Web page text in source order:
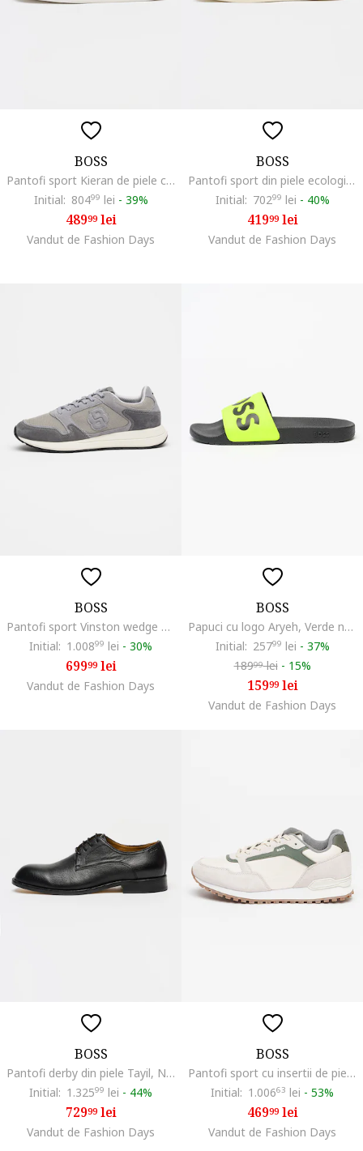
BOSS
Pantofi sport Kieran de piele cu logo stantat, Negru/Negru stins
Initial: 80499 lei - 39%
48999lei
Vandut de Fashion Days
BOSS
Pantofi sport din piele ecologica cu garnituri din material textil Rhys, Negru/Crem
Initial: 70299 lei - 40%
41999lei
Vandut de Fashion Days
BOSS
Pantofi sport Vinston wedge din piele intoarsa si material textil, Gri deschis/Gri carbune
Initial: 1.00899 lei - 30%
69999lei
Vandut de Fashion Days
BOSS
Papuci cu logo Aryeh, Verde neon/Negru stins
Initial: 25799 lei - 37%
18999lei - 15%
15999lei
Vandut de Fashion Days
BOSS
Pantofi derby din piele Tayil, Negru
Initial: 1.32599 lei - 44%
72999lei
Vandut de Fashion Days
BOSS
Pantofi sport cu insertii de piele intoarsa Parkour, Gri deschis/Verde pal/Alb murdar
Initial: 1.00663 lei - 53%
46999lei
Vandut de Fashion Days